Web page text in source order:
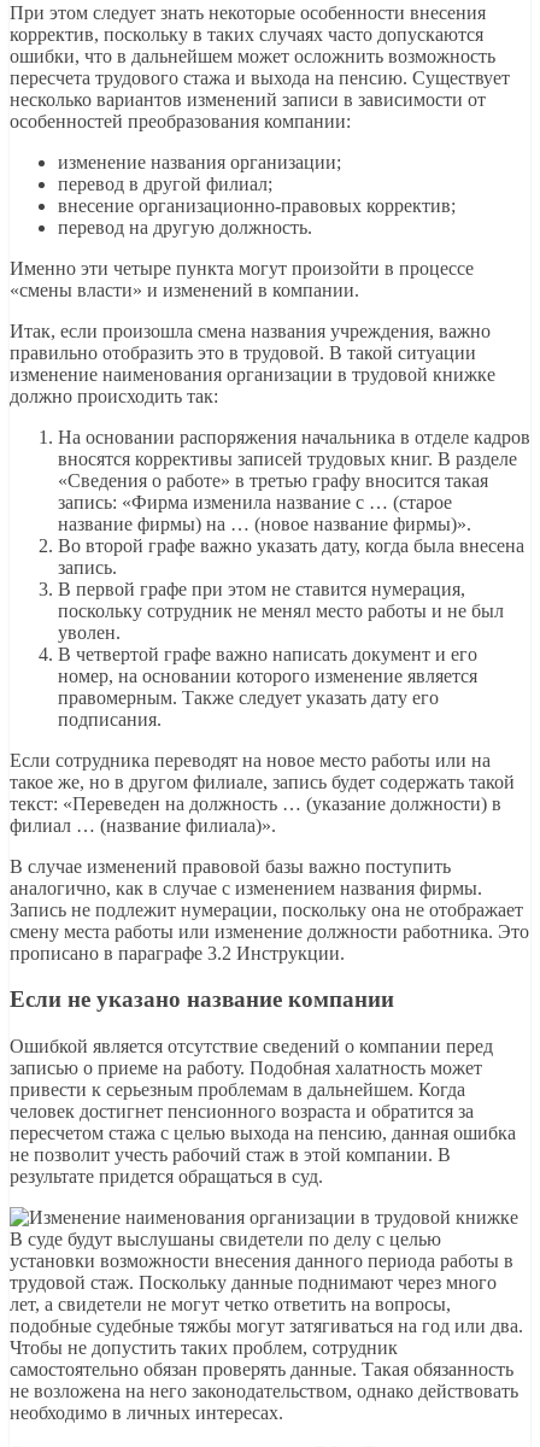
При этом следует знать некоторые особенности внесения
корректив, поскольку в таких случаях часто допускаются
ошибки, что в дальнейшем может осложнить возможность
пересчета трудового стажа и выхода на пенсию. Существует
несколько вариантов изменений записи в зависимости от
особенностей преобразования компании:
изменение названия организации;
перевод в другой филиал;
внесение организационно-правовых корректив;
перевод на другую должность.
Именно эти четыре пункта могут произойти в процессе
«смены власти» и изменений в компании.
Итак, если произошла смена названия учреждения, важно
правильно отобразить это в трудовой. В такой ситуации
изменение наименования организации в трудовой книжке
должно происходить так:
На основании распоряжения начальника в отделе кадров
вносятся коррективы записей трудовых книг. В разделе
«Сведения о работе» в третью графу вносится такая
запись: «Фирма изменила название с … (старое
название фирмы) на … (новое название фирмы)».
Во второй графе важно указать дату, когда была внесена
запись.
В первой графе при этом не ставится нумерация,
поскольку сотрудник не менял место работы и не был
уволен.
В четвертой графе важно написать документ и его
номер, на основании которого изменение является
правомерным. Также следует указать дату его
подписания.
Если сотрудника переводят на новое место работы или на
такое же, но в другом филиале, запись будет содержать такой
текст: «Переведен на должность … (указание должности) в
филиал … (название филиала)».
В случае изменений правовой базы важно поступить
аналогично, как в случае с изменением названия фирмы.
Запись не подлежит нумерации, поскольку она не отображает
смену места работы или изменение должности работника. Это
прописано в параграфе 3.2 Инструкции.
Если не указано название компании
Ошибкой является отсутствие сведений о компании перед
записью о приеме на работу. Подобная халатность может
привести к серьезным проблемам в дальнейшем. Когда
человек достигнет пенсионного возраста и обратится за
пересчетом стажа с целью выхода на пенсию, данная ошибка
не позволит учесть рабочий стаж в этой компании. В
результате придется обращаться в суд.
В суде будут выслушаны свидетели по делу с целью
установки возможности внесения данного периода работы в
трудовой стаж. Поскольку данные поднимают через много
лет, а свидетели не могут четко ответить на вопросы,
подобные судебные тяжбы могут затягиваться на год или два.
Чтобы не допустить таких проблем, сотрудник
самостоятельно обязан проверять данные. Такая обязанность
не возложена на него законодательством, однако действовать
необходимо в личных интересах.